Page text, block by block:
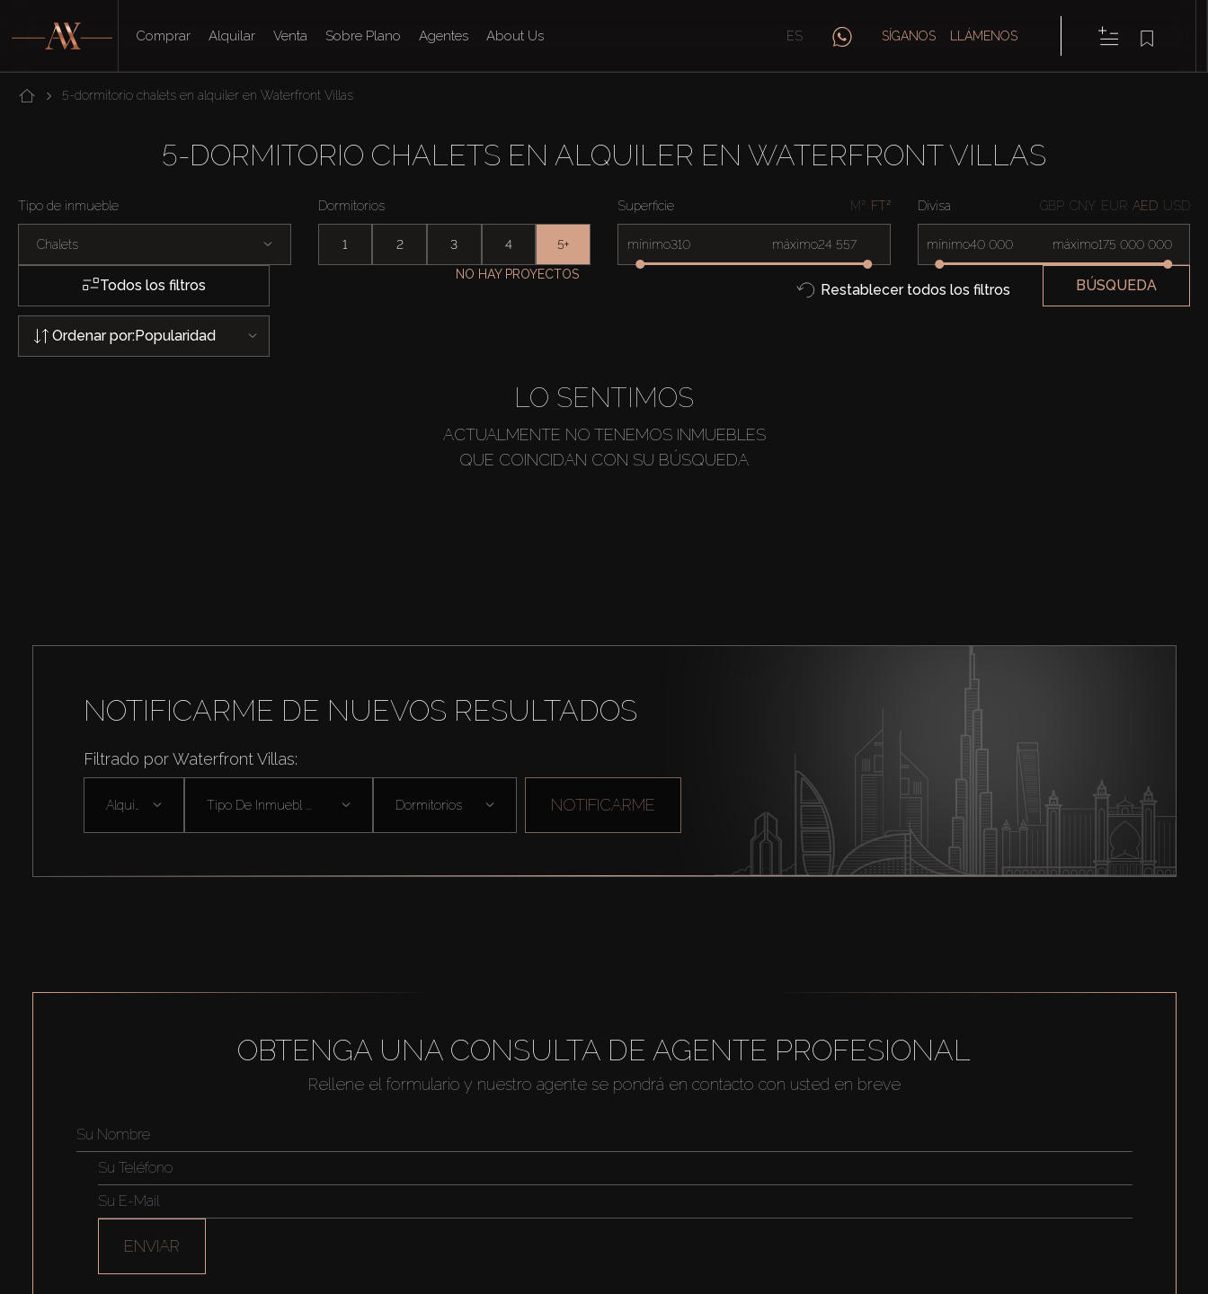
Comprar Alquilar Venta Sobre Plano Agentes About Us ES SÍGANOS LLÁMENOS
5-dormitorio chalets en alquiler en Waterfront Villas
5-DORMITORIO CHALETS EN ALQUILER EN WATERFRONT VILLAS
Tipo de inmueble
Chalets
Dormitorios
1 2 3 4 5+
Superficie M² FT²
mínimo máximo
Divisa GBP CNY EUR AED USD
mínimo máximo
Todos los filtros
NO HAY PROYECTOS
Restablecer todos los filtros BÚSQUEDA
Ordenar por:Popularidad
LO SENTIMOS
ACTUALMENTE NO TENEMOS INMUEBLES
QUE COINCIDAN CON SU BÚSQUEDA
NOTIFICARME DE NUEVOS RESULTADOS
Filtrado por Waterfront Villas:
Tipo De Inmuebl ... Dormitorios NOTIFICARME
OBTENGA UNA CONSULTA DE AGENTE PROFESIONAL
Rellene el formulario y nuestro agente se pondrá en contacto con usted en breve
ENVIAR